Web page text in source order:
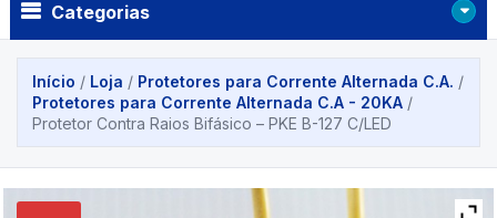
Categorias
Início / Loja / Protetores para Corrente Alternada C.A. /
Protetores para Corrente Alternada C.A - 20KA /
Protetor Contra Raios Bifásico – PKE B-127 C/LED